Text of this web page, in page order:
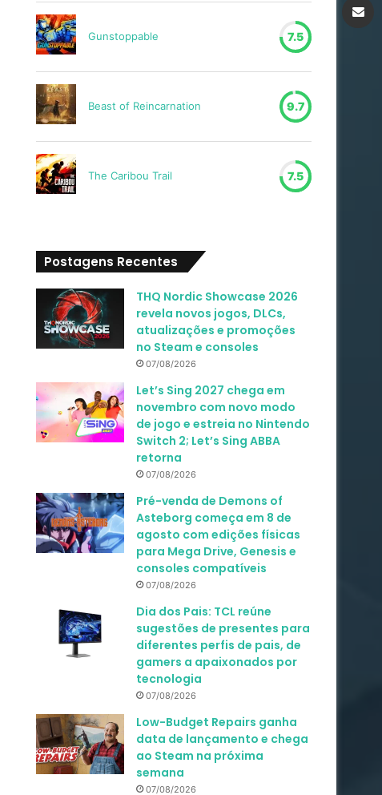
Gunstoppable 7.5
Beast of Reincarnation 9.7
The Caribou Trail 7.5
Postagens Recentes
THQ Nordic Showcase 2026
revela novos jogos, DLCs,
atualizações e promoções
no Steam e consoles
07/08/2026
Let’s Sing 2027 chega em
novembro com novo modo
de jogo e estreia no Nintendo
Switch 2; Let’s Sing ABBA
retorna
07/08/2026
Pré-venda de Demons of
Asteborg começa em 8 de
agosto com edições físicas
para Mega Drive, Genesis e
consoles compatíveis
07/08/2026
Dia dos Pais: TCL reúne
sugestões de presentes para
diferentes perfis de pais, de
gamers a apaixonados por
tecnologia
07/08/2026
Low-Budget Repairs ganha
data de lançamento e chega
ao Steam na próxima
semana
07/08/2026